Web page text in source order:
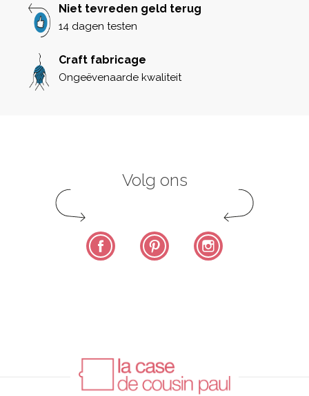
Niet tevreden geld terug
14 dagen testen
Craft fabricage
Ongeëvenaarde kwaliteit
Volg ons
Facebook Pinterest